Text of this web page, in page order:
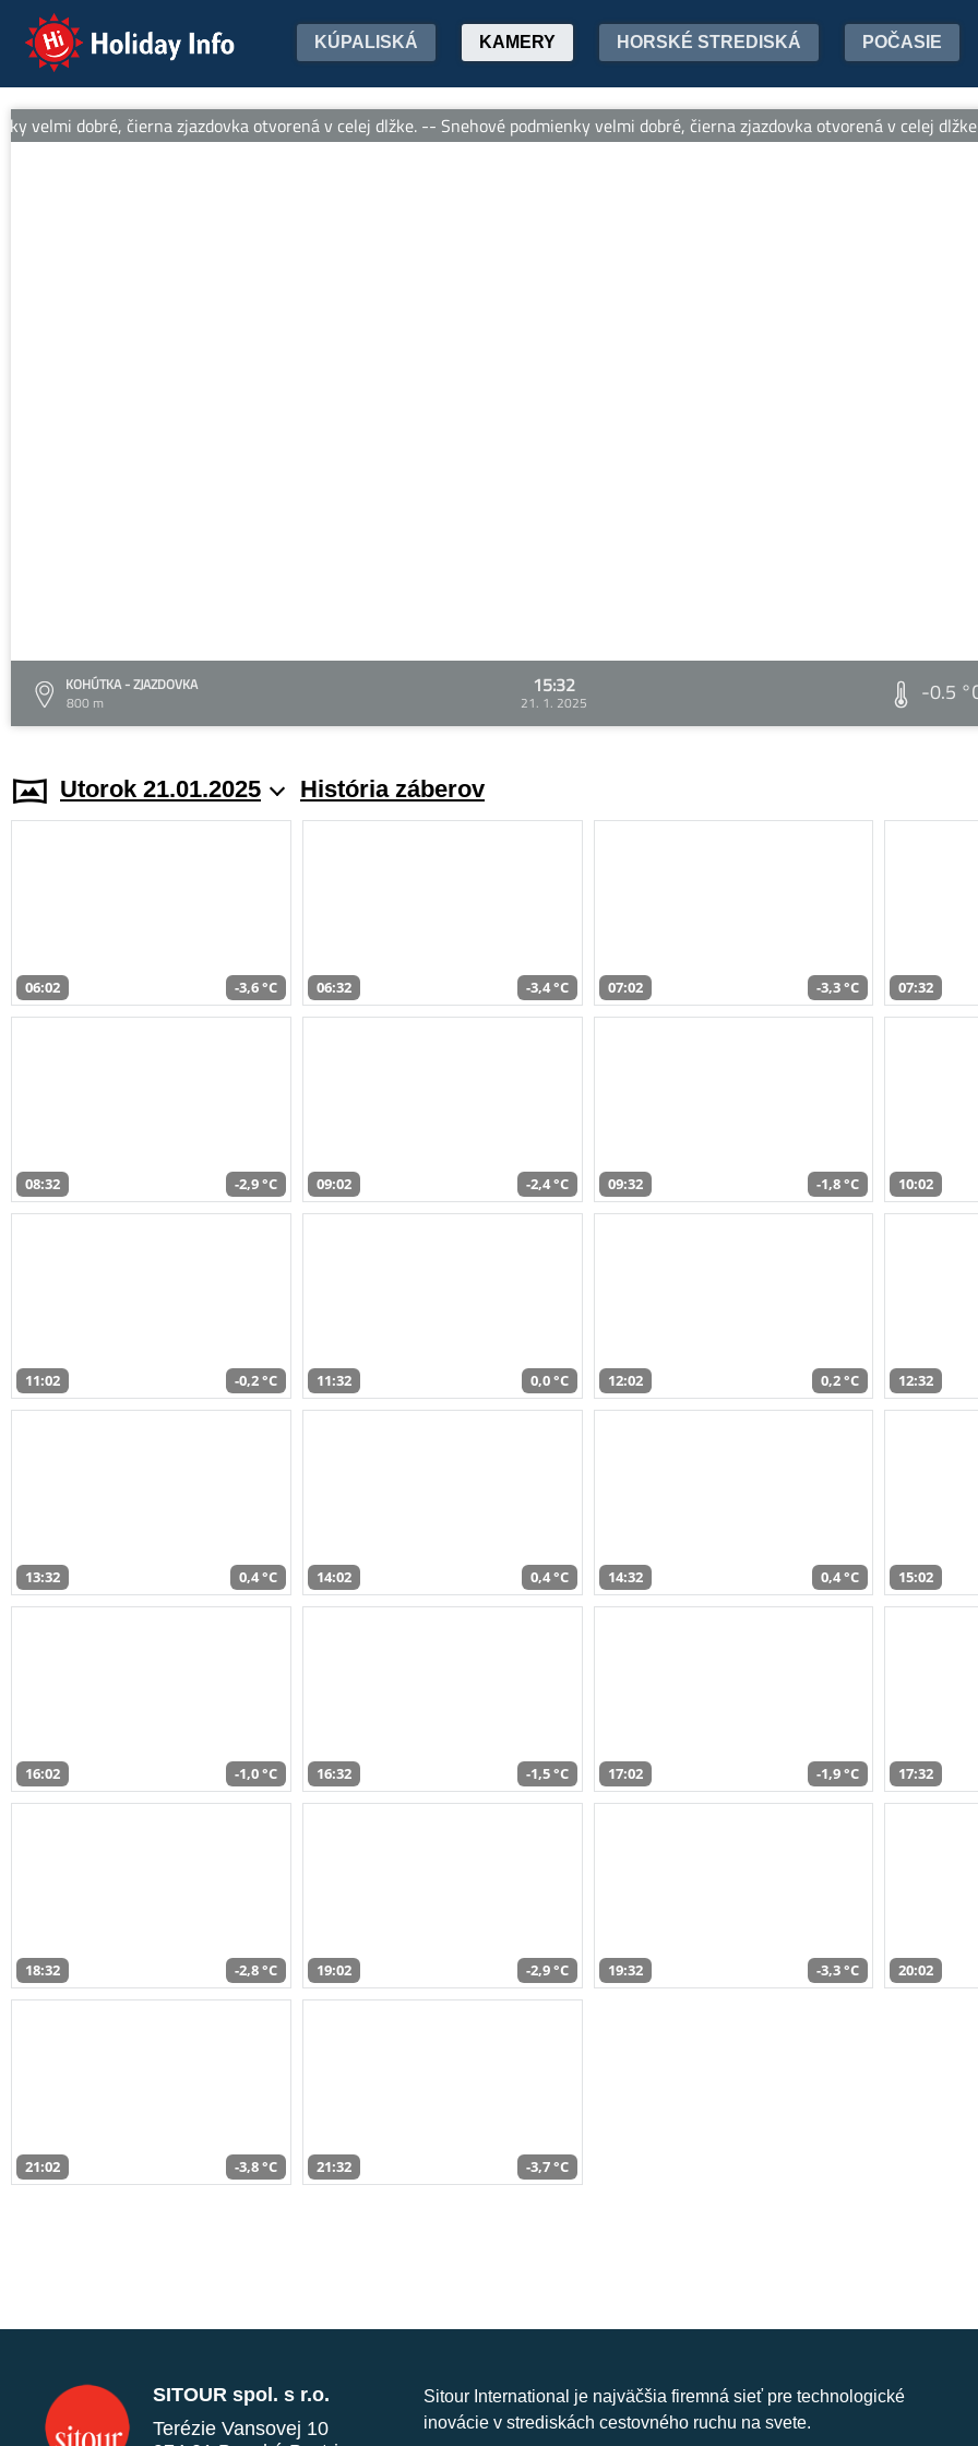
Holiday Info KÚPALISKÁ KAMERY HORSKÉ STREDISKÁ POČASIE
velmi dobré, čierna zjazdovka otvorená v celej dlžke. -- Snehové podmienky velmi dobré, čierna zjazdovka otvorená v celej dlžke.
KOHÚTKA - ZJAZDOVKA
800 m
15:32
21. 1. 2025 -0.5
Utorok 21.01.2025 História záberov
06:02 -3,6 °C 06:32 -3,4 °C 07:02 -3,3 °C 07:32
08:32 -2,9 °C 09:02 -2,4 °C 09:32 -1,8 °C 10:02
11:02 -0,2 °C 11:32 0,0 °C 12:02 0,2 °C 12:32
13:32 0,4 °C 14:02 0,4 °C 14:32 0,4 °C 15:02
16:02 -1,0 °C 16:32 -1,5 °C 17:02 -1,9 °C 17:32
18:32 -2,8 °C 19:02 -2,9 °C 19:32 -3,3 °C 20:02
21:02 -3,8 °C 21:32 -3,7 °C
SITOUR spol. s r.o.
Terézie Vansovej 10
Sitour International je najväčšia firemná sieť pre technologické
inovácie v strediskách cestovného ruchu na svete.